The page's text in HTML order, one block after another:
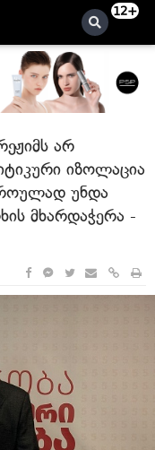
12+
არ
იზოლაცია
უნდა
მხარდაჭერა -